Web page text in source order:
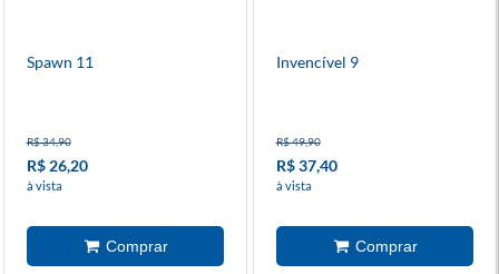
Spawn 11
R$ 34,90
R$ 26,20
à vista
Invencível 9
R$ 49,90
R$ 37,40
à vista